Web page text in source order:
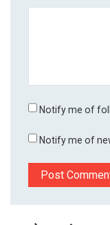
Notify me of
Notify me of